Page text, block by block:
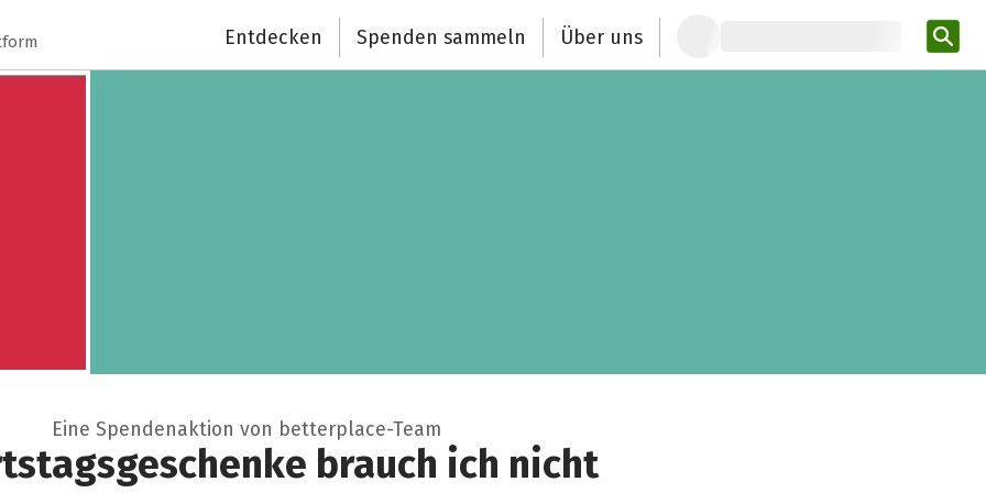
Entdecken Spenden sammeln Über uns
Eine Spendenaktion von betterplace-Team
brauch ich nicht